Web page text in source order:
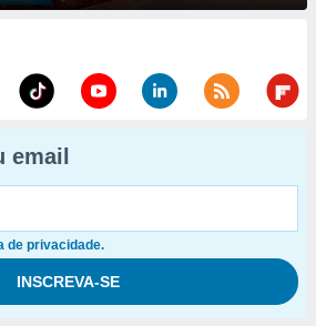
email
de privacidade.